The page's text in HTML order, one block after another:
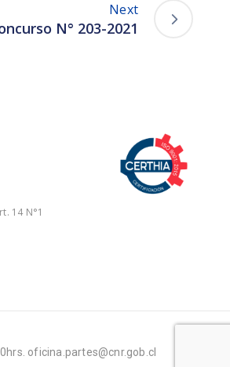
Next
N° 203-2021
14 N°1
oficina.partes@cnr.gob.cl